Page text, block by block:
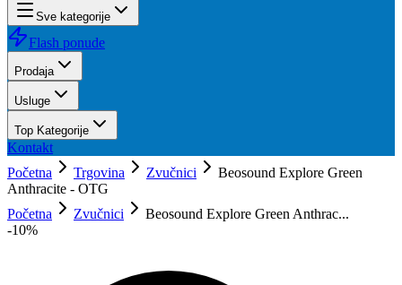
Sve kategorije
Flash ponude
Prodaja
Usluge
Top Kategorije
Kontakt
Početna
Trgovina Zvučnici
Beosound Explore Green
Anthracite - OTG
Početna
Zvučnici
Beosound Explore Green Anthrac...
-10%